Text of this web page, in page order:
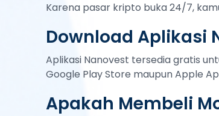
Karena pasar kripto buka 24/7,
Download Aplikasi
Aplikasi Nanovest tersedia gratis
Google Play Store maupun Apple
Apakah Membeli